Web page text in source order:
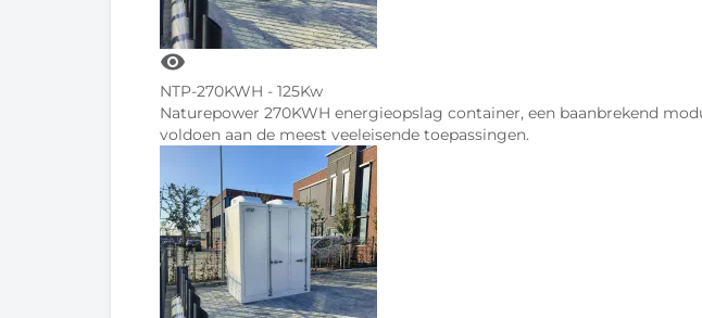
visibility
NTP-270KWH - 125Kw
Naturepower 270KWH energieopslag container, een baanbrekend
voldoen aan de meest veeleisende toepassingen.